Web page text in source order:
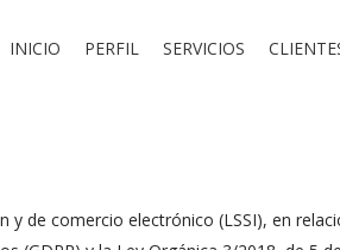
INICIO PERFIL SERVICIOS
de comercio electrónico (LSSI), en